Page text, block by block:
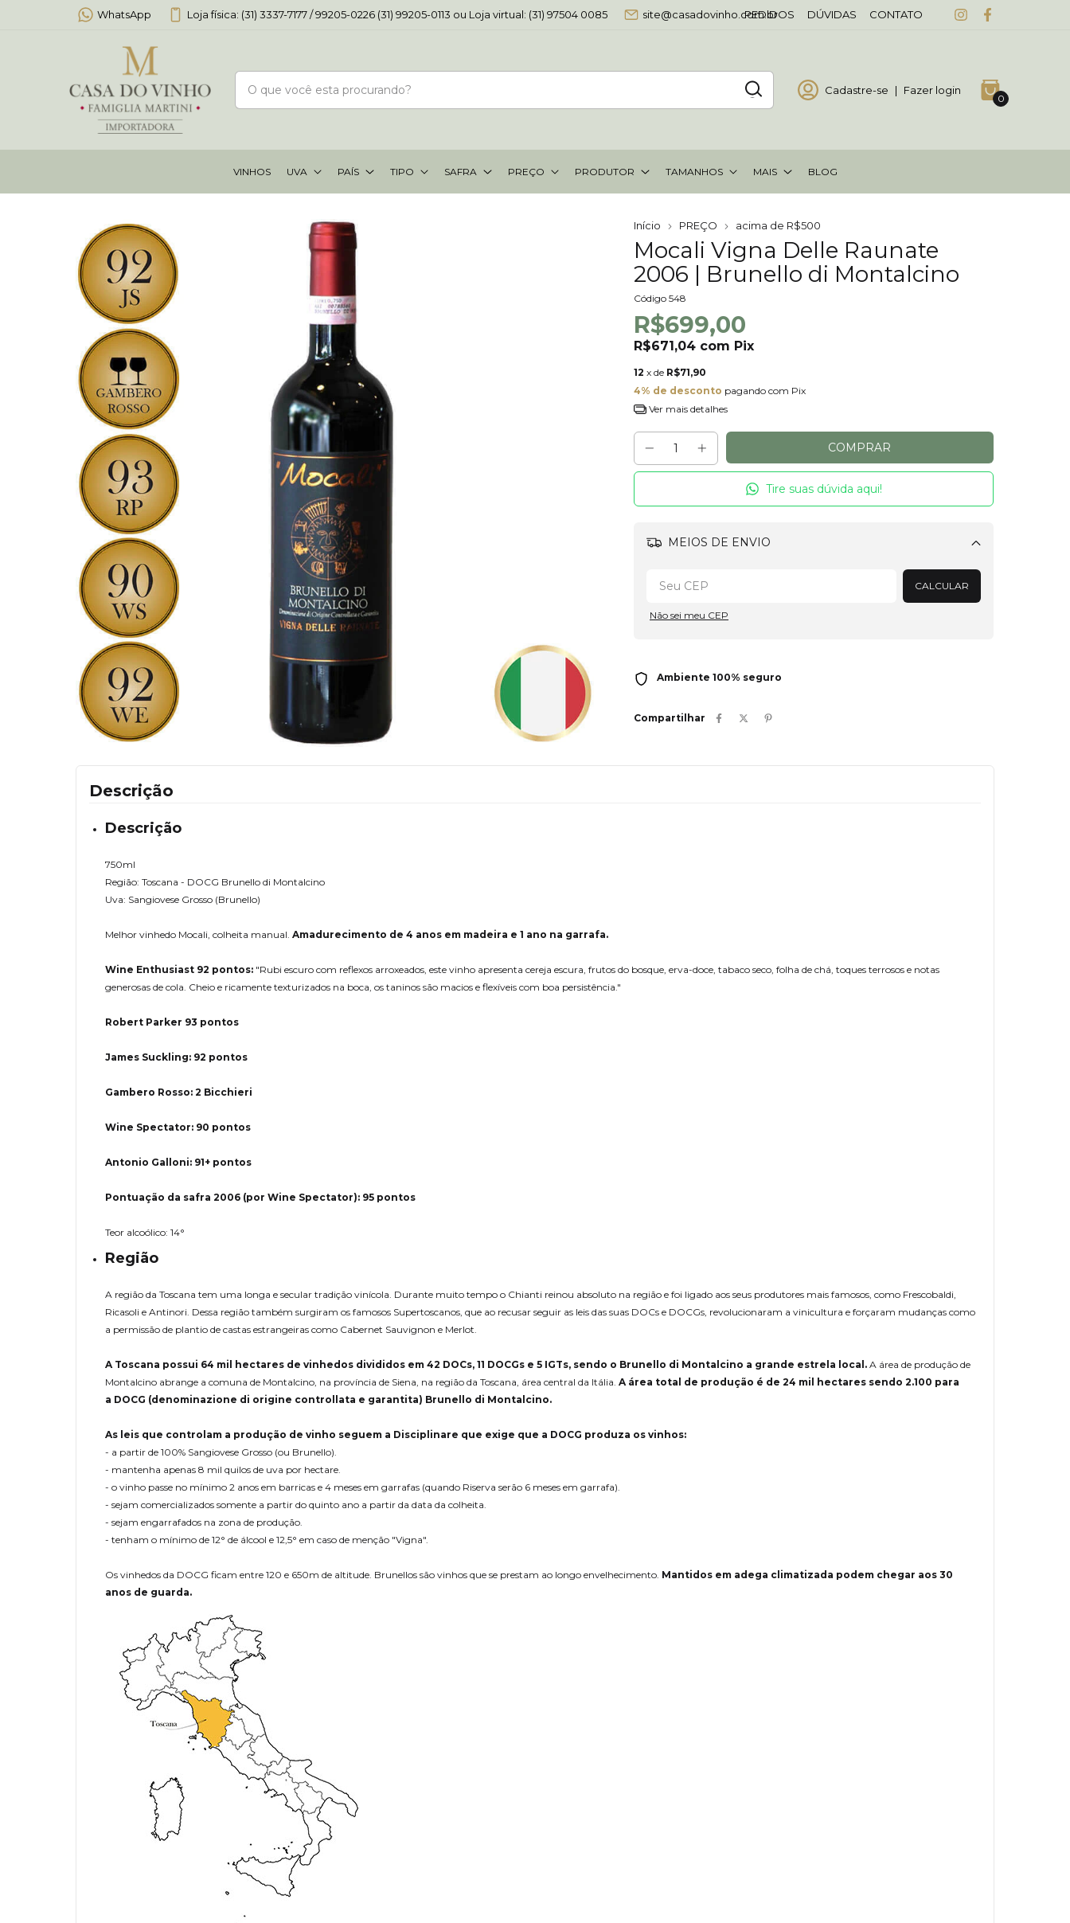
WhatsApp Loja física: (31) 3337-7177 / 99205-0226 (31) 99205-0113 ou Loja virtual: (31) 97504 0085 site@casadovinho.com.br
PEDIDOS DÚVIDAS CONTATO
Cadastre-se | Fazer login
0
VINHOS UVA PAÍS TIPO SAFRA PREÇO PRODUTOR TAMANHOS MAIS BLOG
Início PREÇO acima de R$500
Mocali Vigna Delle Raunate
2006 | Brunello di Montalcino
Código 548
R$699,00
R$671,04 com Pix
12 x de R$71,90
4% de desconto pagando com Pix
Ver mais detalhes
Tire suas dúvida aqui!
MEIOS DE ENVIO
Alterar CEP
CALCULAR
Não sei meu CEP
Ambiente 100% seguro
Compartilhar
Descrição
Descrição
750ml
Região: Toscana - DOCG Brunello di Montalcino
Uva: Sangiovese Grosso (Brunello)
Melhor vinhedo Mocali, colheita manual. Amadurecimento de 4 anos em madeira e 1 ano na garrafa.
Wine Enthusiast 92 pontos: "Rubi escuro com reflexos arroxeados, este vinho apresenta cereja escura, frutos do bosque, erva-doce, tabaco seco, folha de chá, toques terrosos e notas
generosas de cola. Cheio e ricamente texturizados na boca, os taninos são macios e flexíveis com boa persistência."
Robert Parker 93 pontos
James Suckling: 92 pontos
Gambero Rosso: 2 Bicchieri
Wine Spectator: 90 pontos
Antonio Galloni: 91+ pontos
Pontuação da safra 2006 (por Wine Spectator): 95 pontos
Teor alcoólico: 14°
Região
A região da Toscana tem uma longa e secular tradição vinícola. Durante muito tempo o Chianti reinou absoluto na região e foi ligado aos seus produtores mais famosos, como Frescobaldi,
Ricasoli e Antinori. Dessa região também surgiram os famosos Supertoscanos, que ao recusar seguir as leis das suas DOCs e DOCGs, revolucionaram a vinicultura e forçaram mudanças como
a permissão de plantio de castas estrangeiras como Cabernet Sauvignon e Merlot.
A Toscana possui 64 mil hectares de vinhedos divididos em 42 DOCs, 11 DOCGs e 5 IGTs, sendo o Brunello di Montalcino a grande estrela local. A área de produção de
Montalcino abrange a comuna de Montalcino, na província de Siena, na região da Toscana, área central da Itália. A área total de produção é de 24 mil hectares sendo 2.100 para
a DOCG (denominazione di origine controllata e garantita) Brunello di Montalcino.
As leis que controlam a produção de vinho seguem a Disciplinare que exige que a DOCG produza os vinhos:
- a partir de 100% Sangiovese Grosso (ou Brunello).
- mantenha apenas 8 mil quilos de uva por hectare.
- o vinho passe no mínimo 2 anos em barricas e 4 meses em garrafas (quando Riserva serão 6 meses em garrafa).
- sejam comercializados somente a partir do quinto ano a partir da data da colheita.
- sejam engarrafados na zona de produção.
- tenham o mínimo de 12° de álcool e 12,5° em caso de menção "Vigna".
Os vinhedos da DOCG ficam entre 120 e 650m de altitude. Brunellos são vinhos que se prestam ao longo envelhecimento. Mantidos em adega climatizada podem chegar aos 30
anos de guarda.